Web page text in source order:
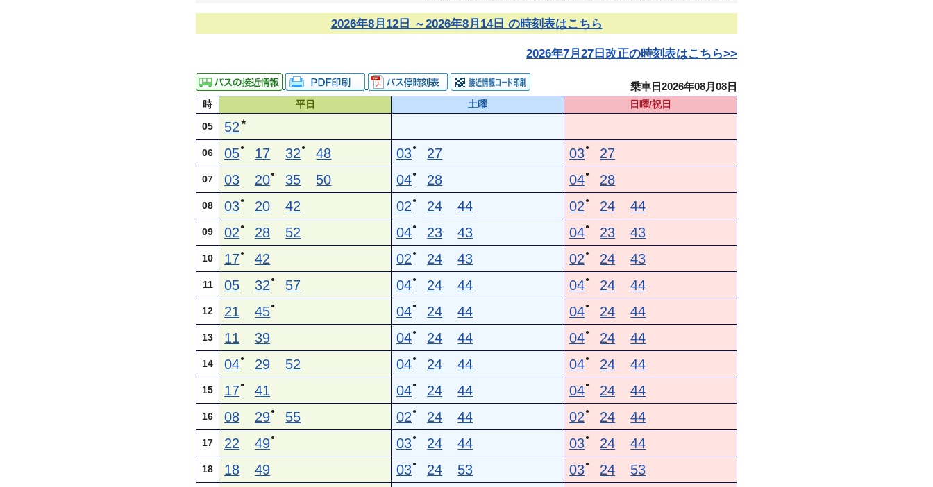
2026年8月12日 ～2026年8月14日 の時刻表はこちら
2026年7月27日改正の時刻表はこちら>>
乗車日2026年08月08日
時 平日 土曜
日曜/祝日
05
52 ★
06 05● 17 32 ● 48 03● 27 03● 27
07 03 20● 35 50 04● 28 04● 28
08 03● 20 42 02 ● 24 44 02 ● 24 44
09 02 ● 28 52 04● 23 43 04● 23 43
10 17● 42 02 ● 24 43 02 ● 24 43
11 05 32 ● 57 04● 24 44 04● 24 44
12 21 45● 04● 24 44 04● 24 44
13 11 39 04● 24 44 04● 24 44
14 04● 29 52 04● 24 44 04● 24 44
15 17● 41 04● 24 44 04● 24 44
16 08 29● 55 02 ● 24 44 02 ● 24 44
17 22 49● 03● 24 44 03● 24 44
18 18 49 03● 24 53 03● 24 53